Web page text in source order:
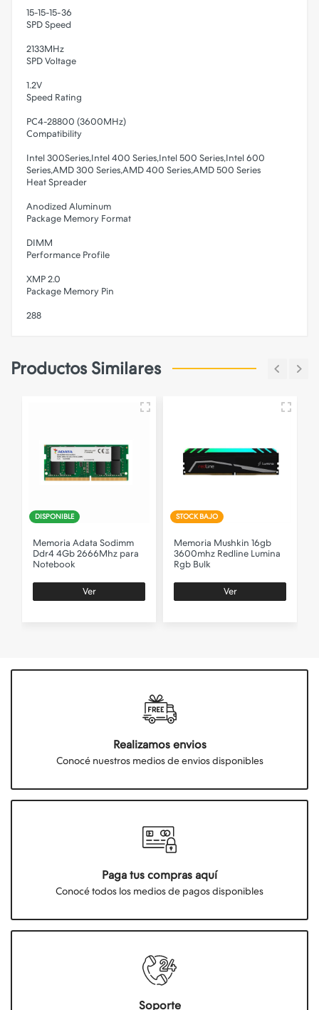
15-15-15-36
SPD Speed
2133MHz
SPD Voltage
1.2V
Speed Rating
PC4-28800 (3600MHz)
Compatibility
Intel 300Series,Intel 400 Series,Intel 500 Series,Intel 600
Series,AMD 300 Series,AMD 400 Series,AMD 500 Series
Heat Spreader
Anodized Aluminum
Package Memory Format
DIMM
Performance Profile
XMP 2.0
Package Memory Pin
288
Productos Similares
DISPONIBLE
Memoria Adata Sodimm
Ddr4 4Gb 2666Mhz para
Notebook
Ver
STOCK BAJO
Memoria Mushkin 16gb
3600mhz Redline Lumina
Rgb Bulk
Ver
Realizamos envios
Conocé nuestros medios de envios disponibles
Paga tus compras aquí
Conocé todos los medios de pagos disponibles
Soporte